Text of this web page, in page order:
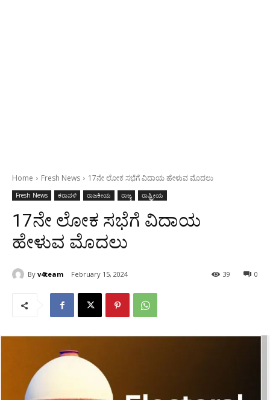
Home Fresh News 17ನೇ ಲೋಕ ಸಭೆಗೆ ವಿದಾಯ ಹೇಳುವ ಮೊದಲು
Fresh News ಕರಾವಳಿ ರಾಜಕೀಯ ರಾಜ್ಯ ರಾಷ್ಟ್ರೀಯ
17ನೇ ಲೋಕ ಸಭೆಗೆ ವಿದಾಯ
ಹೇಳುವ ಮೊದಲು
By v4team February 15, 2024 0
39